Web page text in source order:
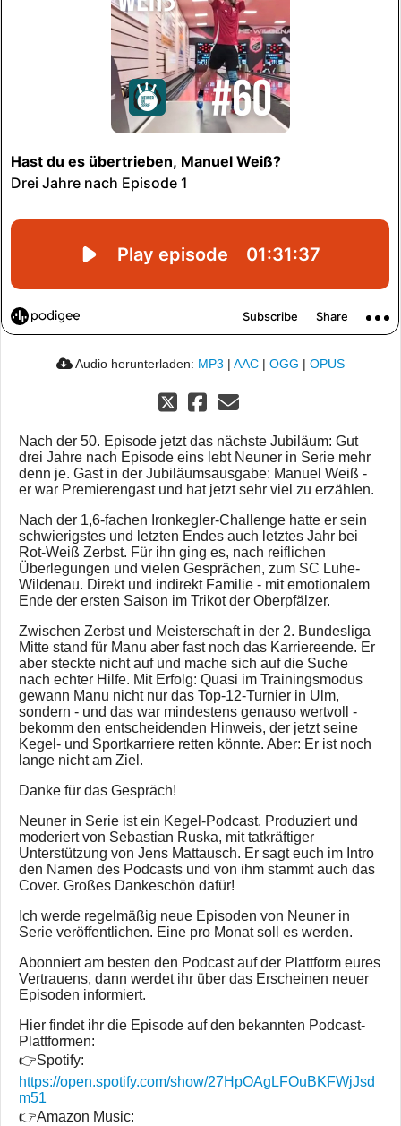
Audio herunterladen: MP3 | AAC | OGG | OPUS
Nach der 50. Episode jetzt das nächste Jubiläum: Gut
drei Jahre nach Episode eins lebt Neuner in Serie mehr
denn je. Gast in der Jubiläumsausgabe: Manuel Weiß -
er war Premierengast und hat jetzt sehr viel zu erzählen.
Nach der 1,6-fachen Ironkegler-Challenge hatte er sein
schwierigstes und letzten Endes auch letztes Jahr bei
Rot-Weiß Zerbst. Für ihn ging es, nach reiflichen
Überlegungen und vielen Gesprächen, zum SC Luhe-
Wildenau. Direkt und indirekt Familie - mit emotionalem
Ende der ersten Saison im Trikot der Oberpfälzer.
Zwischen Zerbst und Meisterschaft in der 2. Bundesliga
Mitte stand für Manu aber fast noch das Karriereende. Er
aber steckte nicht auf und mache sich auf die Suche
nach echter Hilfe. Mit Erfolg: Quasi im Trainingsmodus
gewann Manu nicht nur das Top-12-Turnier in Ulm,
sondern - und das war mindestens genauso wertvoll -
bekomm den entscheidenden Hinweis, der jetzt seine
Kegel- und Sportkarriere retten könnte. Aber: Er ist noch
lange nicht am Ziel.
Danke für das Gespräch!
Neuner in Serie ist ein Kegel-Podcast. Produziert und
moderiert von Sebastian Ruska, mit tatkräftiger
Unterstützung von Jens Mattausch. Er sagt euch im Intro
den Namen des Podcasts und von ihm stammt auch das
Cover. Großes Dankeschön dafür!
Ich werde regelmäßig neue Episoden von Neuner in
Serie veröffentlichen. Eine pro Monat soll es werden.
Abonniert am besten den Podcast auf der Plattform eures
Vertrauens, dann werdet ihr über das Erscheinen neuer
Episoden informiert.
Hier findet ihr die Episode auf den bekannten Podcast-
Plattformen:
👉Spotify:
https://open.spotify.com/show/27HpOAgLFOuBKFWjJsd
m51
👉Amazon Music: